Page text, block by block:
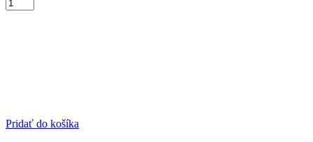
Pridať do košíka